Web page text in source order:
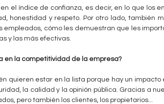
el índice de confianza, es decir, en lo que los
honestidad y respeto. Por otro lado, también
empleados, cómo les demuestran que les
y las más efectivas.
en la competitividad de la empresa?
quieren estar en la lista porque hay un
la calidad y la opinión pública. Gracias a
pero también los clientes, los propietarios...